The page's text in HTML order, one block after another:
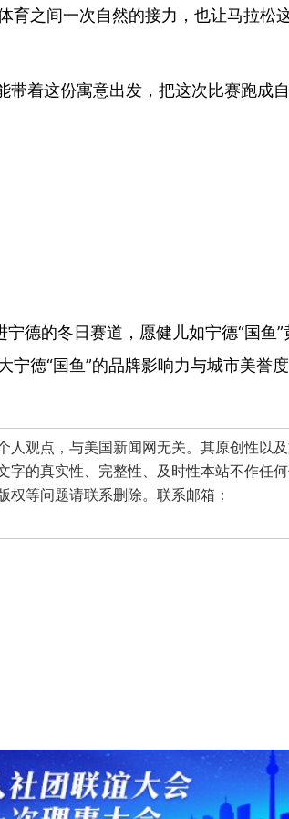
育之间一次自然的接力，也让马拉松
着这份寓意出发，把这次比赛跑成
德的冬日赛道，愿健儿如宁德“国鱼”
德“国鱼”的品牌影响力与城市美誉度
观点，与美国新闻网无关。其原创性以及
字的真实性、完整性、及时性本站不作任
等问题请联系删除。联系邮箱：